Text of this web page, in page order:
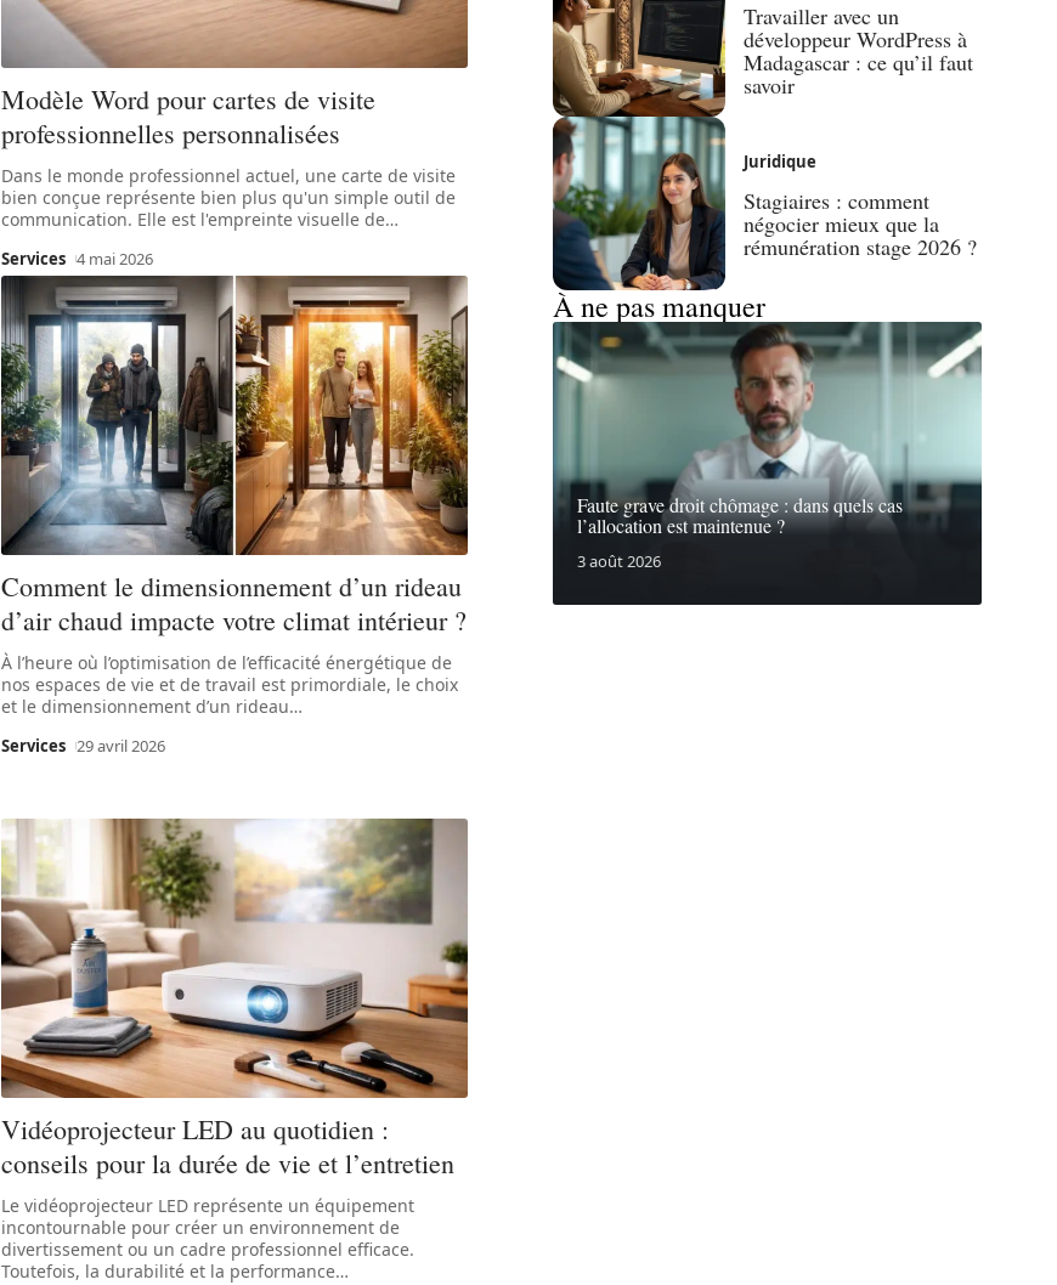
Modèle Word pour cartes de visite
professionnelles personnalisées
Dans le monde professionnel actuel, une carte de visite
bien conçue représente bien plus qu'un simple outil de
communication. Elle est l'empreinte visuelle de…
Services 4 mai 2026
Comment le dimensionnement d’un rideau
d’air chaud impacte votre climat intérieur ?
À l’heure où l’optimisation de l’efficacité énergétique de
nos espaces de vie et de travail est primordiale, le choix
et le dimensionnement d’un rideau…
Services 29 avril 2026
Vidéoprojecteur LED au quotidien :
conseils pour la durée de vie et l’entretien
Le vidéoprojecteur LED représente un équipement
incontournable pour créer un environnement de
divertissement ou un cadre professionnel efficace.
Toutefois, la durabilité et la performance…
Travailler avec un
développeur WordPress à
Madagascar : ce qu’il faut
savoir
Juridique
Stagiaires : comment
négocier mieux que la
rémunération stage 2026 ?
À ne pas manquer
Faute grave droit chômage : dans quels cas
l’allocation est maintenue ?
3 août 2026